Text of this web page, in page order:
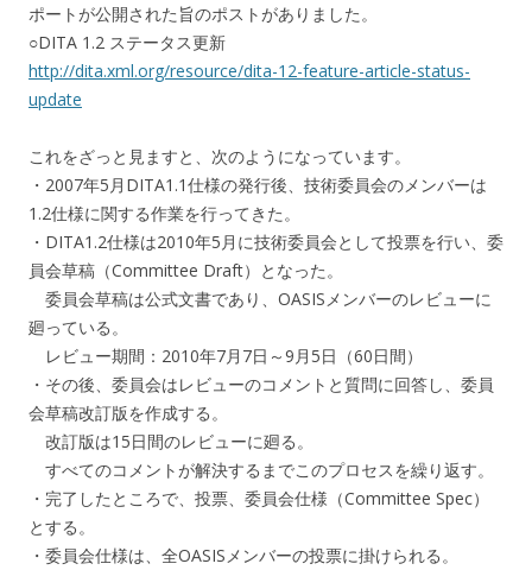
ポートが公開された旨のポストがありました。
○DITA 1.2 ステータス更新
http://dita.xml.org/resource/dita-12-feature-article-status-
update
これをざっと見ますと、次のようになっています。
・2007年5月DITA1.1仕様の発行後、技術委員会のメンバーは
1.2仕様に関する作業を行ってきた。
・DITA1.2仕様は2010年5月に技術委員会として投票を行い、委
員会草稿（Committee Draft）となった。
委員会草稿は公式文書であり、OASISメンバーのレビューに
廻っている。
レビュー期間：2010年7月7日～9月5日（60日間）
・その後、委員会はレビューのコメントと質問に回答し、委員
会草稿改訂版を作成する。
改訂版は15日間のレビューに廻る。
すべてのコメントが解決するまでこのプロセスを繰り返す。
・完了したところで、投票、委員会仕様（Committee Spec）
とする。
・委員会仕様は、全OASISメンバーの投票に掛けられる。